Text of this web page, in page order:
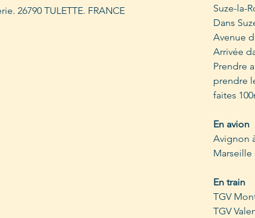
26790 TULETTE. FRANCE
Suze-la-
Dans
Avenue
Arrivée
Prendre
prendre
faites
En avion
Avignon
Marseille
En train
TGV
TGV